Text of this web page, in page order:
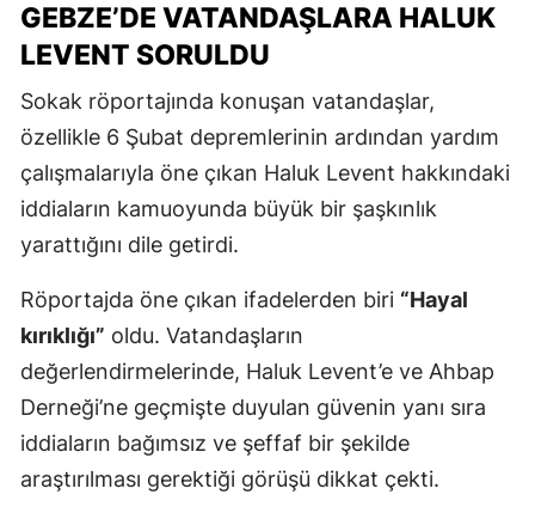
GEBZE’DE VATANDAŞLARA HALUK
LEVENT SORULDU
Sokak röportajında konuşan vatandaşlar,
özellikle 6 Şubat depremlerinin ardından yardım
çalışmalarıyla öne çıkan Haluk Levent hakkındaki
iddiaların kamuoyunda büyük bir şaşkınlık
yarattığını dile getirdi.
Röportajda öne çıkan ifadelerden biri “Hayal
kırıklığı” oldu. Vatandaşların
değerlendirmelerinde, Haluk Levent’e ve Ahbap
Derneği’ne geçmişte duyulan güvenin yanı sıra
iddiaların bağımsız ve şeffaf bir şekilde
araştırılması gerektiği görüşü dikkat çekti.